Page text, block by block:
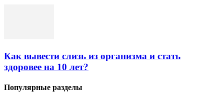
Как вывести слизь из организма и стать
здоровее на 10 лет?
Популярные разделы